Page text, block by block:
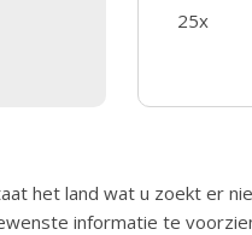
25x
het land wat u zoekt er
informatie te